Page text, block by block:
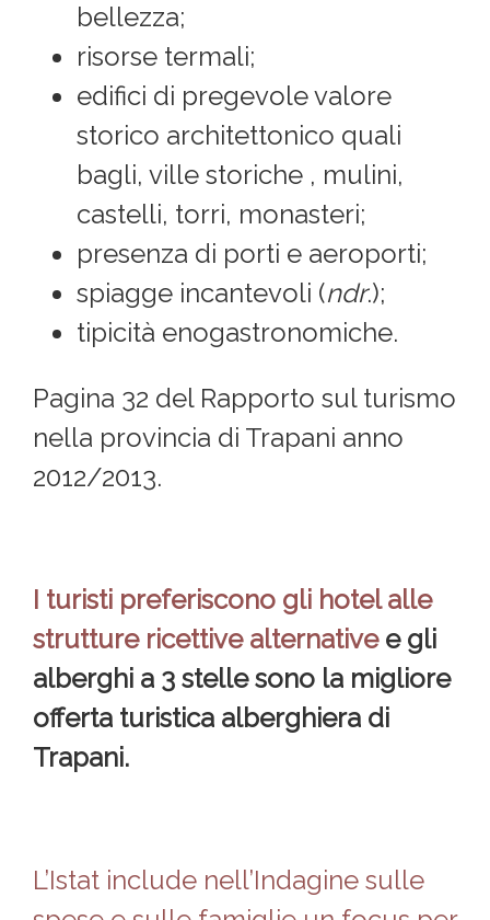
bellezza;
risorse termali;
edifici di pregevole valore
storico architettonico quali
bagli, ville storiche , mulini,
castelli, torri, monasteri;
presenza di porti e aeroporti;
spiagge incantevoli (ndr.);
tipicità enogastronomiche.
Pagina 32 del Rapporto sul turismo
nella provincia di Trapani anno
2012/2013.
I turisti preferiscono gli hotel alle
strutture ricettive alternativee gli
alberghi a 3 stelle sono la migliore
offerta turistica alberghiera di
Trapani.
L’Istat include nell’Indagine sulle